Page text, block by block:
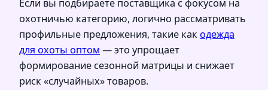
Если вы подбираете поставщика с фокусом на
охотничью категорию, логично рассматривать
профильные предложения, такие как одежда
для охоты оптом — это упрощает
формирование сезонной матрицы и снижает
риск «случайных» товаров.